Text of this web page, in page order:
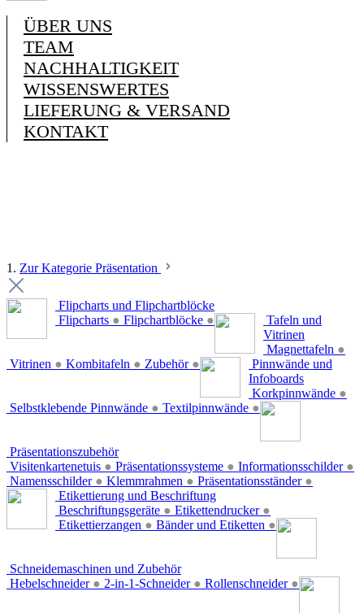
ÜBER UNS
TEAM
NACHHALTIGKEIT
WISSENSWERTES
LIEFERUNG & VERSAND
KONTAKT
1. Zur Kategorie Präsentation
Flipcharts und Flipchartblöcke
Flipcharts ● Flipchartblöcke ●
Tafeln und
Vitrinen
Magnettafeln ●
Vitrinen ● Kombitafeln ● Zubehör ●
Pinnwände und
Infoboards
Korkpinnwände ●
Selbstklebende Pinnwände ● Textilpinnwände ●
Präsentationszubehör
Visitenkartenetuis ● Präsentationssysteme ● Informationsschilder ●
Namensschilder ● Klemmrahmen ● Präsentationsständer ●
Etikettierung und Beschriftung
Beschriftungsgeräte ● Etikettendrucker ●
Etikettierzangen ● Bänder und Etiketten ●
Schneidemaschinen und Zubehör
Hebelschneider ● 2-in-1-Schneider ● Rollenschneider ●